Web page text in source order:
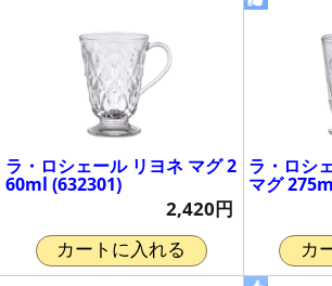
ラ・ロシェール リヨネ マグ 2
60ml (632301)
2,420円
カートに入れる
ラ・ロシ
マグ
カ